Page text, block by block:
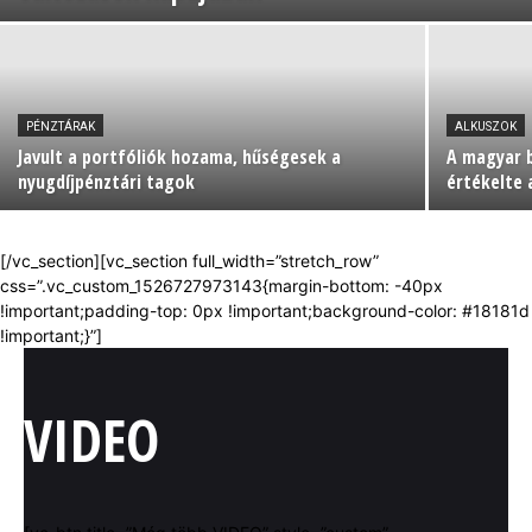
PÉNZTÁRAK
Javult a portfóliók hozama, hűségesek a
nyugdíjpénztári tagok
ALKUSZOK
A magyar
értékelte
[/vc_section][vc_section full_width=”stretch_row”
css=”.vc_custom_1526727973143{margin-bottom: -40px
!important;padding-top: 0px !important;background-color: #18181d
!important;}”]
VIDEO